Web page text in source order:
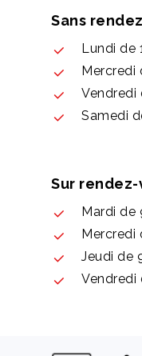
Sans
Lundi de
Mercredi
Vendredi
Samedi
Sur rendez-
Mardi de
Mercredi
Jeudi de
Vendredi